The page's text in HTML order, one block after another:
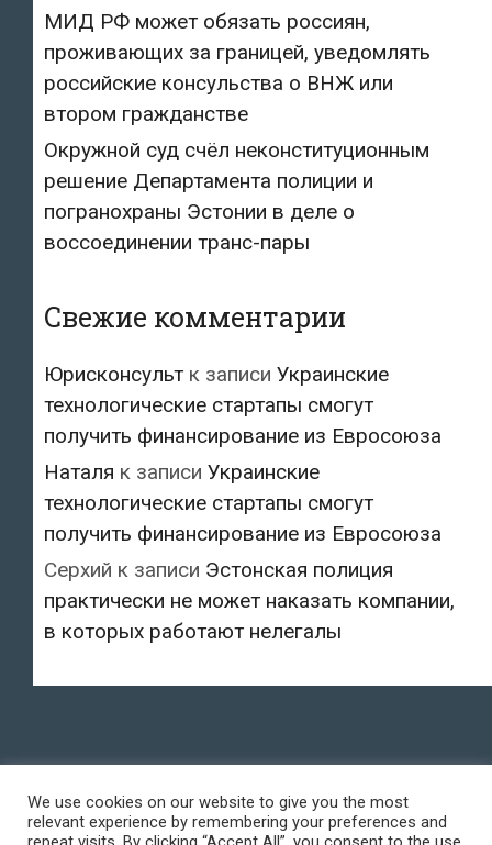
МИД РФ может обязать россиян,
проживающих за границей, уведомлять
российские консульства о ВНЖ или
втором гражданстве
Окружной суд счёл неконституционным
решение Департамента полиции и
погранохраны Эстонии в деле о
воссоединении транс-пары
Свежие комментарии
Юрисконсульт к записи Украинские
технологические стартапы смогут
получить финансирование из Евросоюза
Наталя к записи Украинские
технологические стартапы смогут
получить финансирование из Евросоюза
Серхий к записи Эстонская полиция
практически не может наказать компании,
в которых работают нелегалы
We use cookies on our website to give you the most
relevant experience by remembering your preferences and